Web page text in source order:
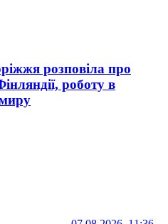
розповіла про
роботу в